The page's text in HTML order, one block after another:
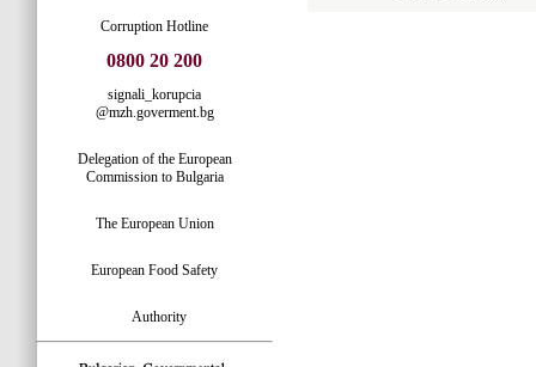
Corruption Hotline
0800 20 200
signali_korupcia
@mzh.goverment.bg
Delegation of the European
Commission to Bulgaria
The European Union
European Food Safety
Authority